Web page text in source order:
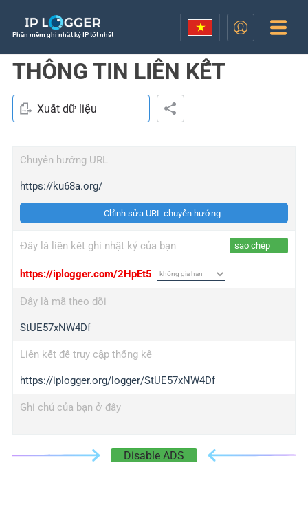
Phần mềm ghi nhật ký IP tốt nhất
THÔNG TIN LIÊN KẾT
Xuất dữ liệu
Chuyển hướng URL
https://ku68a.org/
Chỉnh sửa URL chuyển hướng
Đây là liên kết ghi nhật ký của bạn sao chép
https://iplogger.com/2HpEt5
Đây là mã theo dõi
StUE57xNW4Df
Liên kết để truy cập thống kê
https://iplogger.org/logger/StUE57xNW4Df
Ghi chú của bạn ở đây
Disable ADS